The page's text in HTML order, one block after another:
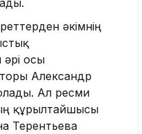
әкімнің
осы
Александр
Ал ресми
құрылтайшысы
Терентьева